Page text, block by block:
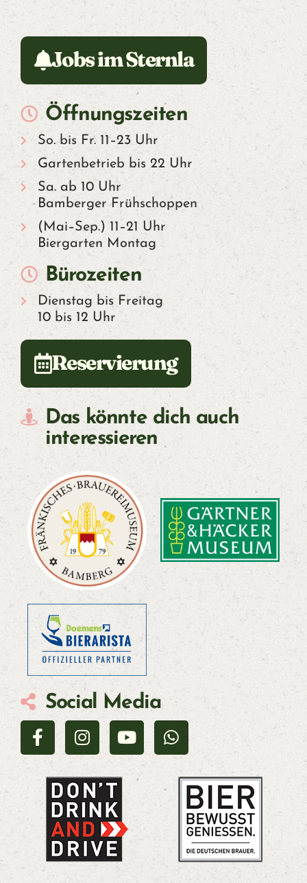
Jobs im Sternla
Öffnungszeiten
So. bis Fr. 11–23 Uhr
Gartenbetrieb bis 22 Uhr
Sa. ab 10 Uhr
Bamberger Frühschoppen
(Mai–Sep.) 11–21 Uhr
Biergarten Montag
Bürozeiten
Dienstag bis Freitag
10 bis 12 Uhr
Reservierung
Das könnte dich auch
interessieren
Social Media